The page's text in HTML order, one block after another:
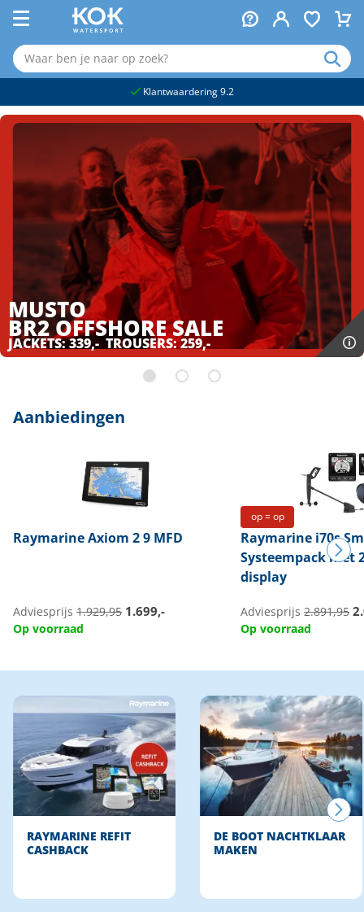
Klantwaardering 9.2
MUSTO
BR2 OFFSHORESALE
JACKETS: 339,- TROUSERS: 259,-
Aanbiedingen
RaymarineAxiom 2 9 MFD
Adviesprijs 1.929,95 1.699,-
Op voorraad
op = op
Raymarine i70s
Systeempack met
display
Adviesprijs 2.891,95
Op voorraad
RAYMARINE REFIT
CASHBACK
DE BOOT NACHTKLAAR
MAKEN